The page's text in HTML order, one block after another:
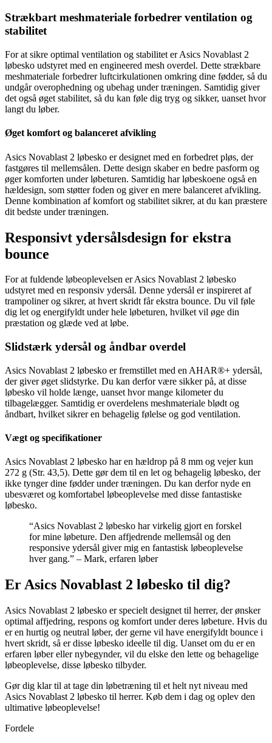
Strækbart meshmateriale forbedrer ventilation og
stabilitet
For at sikre optimal ventilation og stabilitet er Asics Novablast 2
løbesko udstyret med en engineered mesh overdel. Dette strækbare
meshmateriale forbedrer luftcirkulationen omkring dine fødder, så du
undgår overophedning og ubehag under træningen. Samtidig giver
det også øget stabilitet, så du kan føle dig tryg og sikker, uanset hvor
langt du løber.
Øget komfort og balanceret afvikling
Asics Novablast 2 løbesko er designet med en forbedret pløs, der
fastgøres til mellemsålen. Dette design skaber en bedre pasform og
øger komforten under løbeturen. Samtidig har løbeskoene også en
hældesign, som støtter foden og giver en mere balanceret afvikling.
Denne kombination af komfort og stabilitet sikrer, at du kan præstere
dit bedste under træningen.
Responsivt ydersålsdesign for ekstra
bounce
For at fuldende løbeoplevelsen er Asics Novablast 2 løbesko
udstyret med en responsiv ydersål. Denne ydersål er inspireret af
trampoliner og sikrer, at hvert skridt får ekstra bounce. Du vil føle
dig let og energifyldt under hele løbeturen, hvilket vil øge din
præstation og glæde ved at løbe.
Slidstærk ydersål og åndbar overdel
Asics Novablast 2 løbesko er fremstillet med en AHAR®+ ydersål,
der giver øget slidstyrke. Du kan derfor være sikker på, at disse
løbesko vil holde længe, uanset hvor mange kilometer du
tilbagelægger. Samtidig er overdelens meshmateriale blødt og
åndbart, hvilket sikrer en behagelig følelse og god ventilation.
Vægt og specifikationer
Asics Novablast 2 løbesko har en hældrop på 8 mm og vejer kun
272 g (Str. 43,5). Dette gør dem til en let og behagelig løbesko, der
ikke tynger dine fødder under træningen. Du kan derfor nyde en
ubesværet og komfortabel løbeoplevelse med disse fantastiske
løbesko.
“Asics Novablast 2 løbesko har virkelig gjort en forskel
for mine løbeture. Den affjedrende mellemsål og den
responsive ydersål giver mig en fantastisk løbeoplevelse
hver gang.” – Mark, erfaren løber
Er Asics Novablast 2 løbesko til dig?
Asics Novablast 2 løbesko er specielt designet til herrer, der ønsker
optimal affjedring, respons og komfort under deres løbeture. Hvis du
er en hurtig og neutral løber, der gerne vil have energifyldt bounce i
hvert skridt, så er disse løbesko ideelle til dig. Uanset om du er en
erfaren løber eller nybegynder, vil du elske den lette og behagelige
løbeoplevelse, disse løbesko tilbyder.
Gør dig klar til at tage din løbetræning til et helt nyt niveau med
Asics Novablast 2 løbesko til herrer. Køb dem i dag og oplev den
ultimative løbeoplevelse!
Fordele